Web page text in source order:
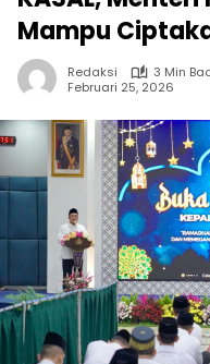
Mampu
Redaksi
3 Min
Februari 25, 2026